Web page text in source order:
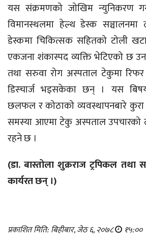
यस संक्रमणको जोखिम न्युनिकरण गर्न
विमानस्थलमा हेल्थ डेस्क
डेस्कमा चिकित्सक सहितको टोली
एकजना शंकास्पद व्यक्ति भेटिएको छ
तथा सरुवा रोग अस्पताल टेकुमा
डिस्चार्ज भइसकेका छन् । यस
छलफल र कोठाको व्यवस्थापनबारे
समस्या आएमा टेकु अस्पताल उपचारको
रहने छ ।
(डा. बास्तोला शुक्रराज ट्रपिकल तथा
कार्यरत छन् ।)
प्रकाशित मिति: बिहीबार, जेठ ६, २०७८ १५:००